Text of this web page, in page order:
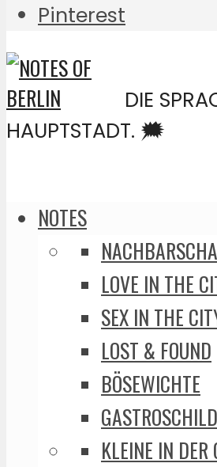
Pinterest
DIE
HAUPTSTADT. 🗯️
NOTES
LOVE IN THE
SEX IN THE
LOST & FOUND
BÖSEWICHTE
KLEINE IN DER